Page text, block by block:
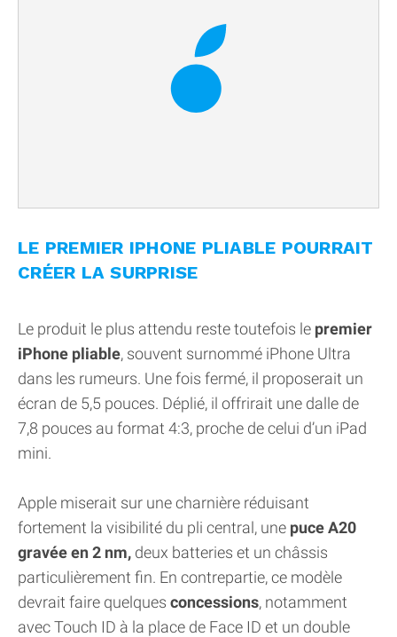
LE PREMIER IPHONE PLIABLE POURRAIT
CRÉER LA SURPRISE
Le produit le plus attendu reste toutefois le premier
iPhone pliable, souvent surnommé iPhone Ultra
dans les rumeurs. Une fois fermé, il proposerait un
écran de 5,5 pouces. Déplié, il offrirait une dalle de
7,8 pouces au format 4:3, proche de celui d’un iPad
mini.
Apple miserait sur une charnière réduisant
fortement la visibilité du pli central, une puce A20
gravée en 2 nm, deux batteries et un châssis
particulièrement fin. En contrepartie, ce modèle
devrait faire quelques concessions, notamment
avec Touch ID à la place de Face ID et un double